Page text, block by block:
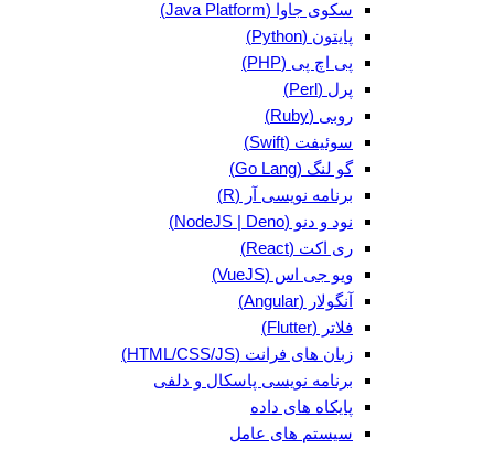
سکوی جاوا (Java Platform)
پایتون (Python)
پی اچ پی (PHP)
پرل (Perl)
روبی (Ruby)
سوئیفت (Swift)
گو لنگ (Go Lang)
برنامه نویسی آر (R)
نود و دنو (NodeJS | Deno)
ری اکت (React)
ویو جی اس (VueJS)
آنگولار (Angular)
فلاتر (Flutter)
زبان های فرانت (HTML/CSS/JS)
برنامه نویسی پاسکال و دلفی
پایکاه های داده
سیستم های عامل